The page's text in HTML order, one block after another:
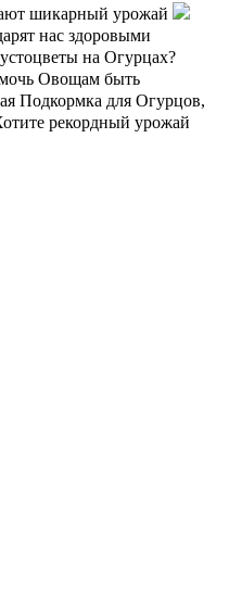
шикарный урожай
нас здоровыми
на Огурцах?
Овощам быть
Подкормка для Огурцов,
рекордный урожай